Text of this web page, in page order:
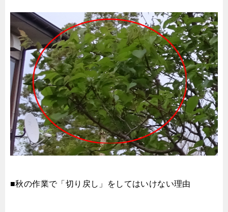
■秋の作業で「切り戻し」をしてはいけない理由